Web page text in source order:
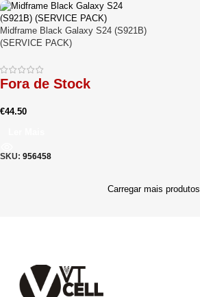
Midframe Black Galaxy S24 (S921B)
(SERVICE PACK)
Fora de Stock
€44.50
SKU: 956458
Carregar mais produtos